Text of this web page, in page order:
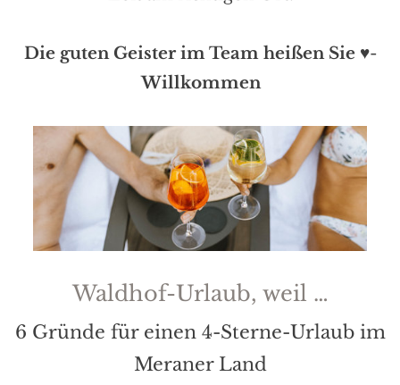
Die guten Geister im Team heißen Sie ♥-
Willkommen
Waldhof-Urlaub, weil …
6 Gründe für einen 4-Sterne-Urlaub im
Meraner Land